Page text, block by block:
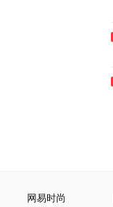
网易时尚